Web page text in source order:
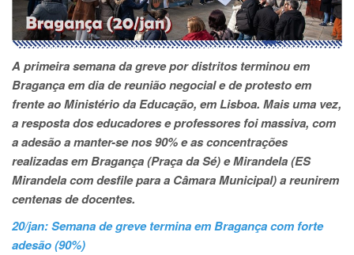
A primeira semana da greve por distritos terminou em
Bragança em dia de reunião negocial e de protesto em
frente ao Ministério da Educação, em Lisboa. Mais uma vez,
a resposta dos educadores e professores foi massiva, com
a adesão a manter-se nos 90% e as concentrações
realizadas em Bragança (Praça da Sé) e Mirandela (ES
Mirandela com desfile para a Câmara Municipal) a reunirem
centenas de docentes.
20/jan: Semana de greve termina em Bragança com forte
adesão (90%)